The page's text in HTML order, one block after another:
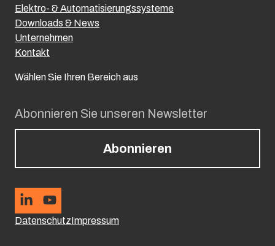
Abonnieren Sie unseren Newsletter
Abonnieren
DatenschutzImpressum
Elektro- & Automatisierungssysteme
Downloads & News
Unternehmen
Kontakt
Wählen Sie Ihren Bereich aus